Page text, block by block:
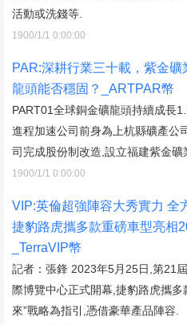
活動或洗錢等.
1900/1/1 0:00:00
PAR:深耕行業三十載，紫金
龍頭能否穩固？_ARTPAR幣
PART01全球銅金礦龍頭持續成長
進程加速公司前身為上杭縣礦產公
司完成股份制改造,設立福建紫金礦
1900/1/1 0:00:00
VIP:英倫超強陣容大秀實力 全
捷豹路虎攜多款重磅車型亮相
_TerraVIP幣
記者：張鋒 2023年5月25日,第21
際博覽中心正式開幕,捷豹路虎攜
來”戰略為指引,憑借豪華產品陣容.